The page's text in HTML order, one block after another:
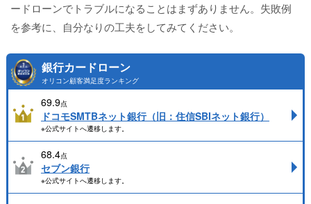
ードローンでトラブルになることはまずありません。失敗例
を参考に、自分なりの工夫をしてみてください。
銀行カードローン
オリコン顧客満足度ランキング
69.9点
ドコモSMTBネット銀行（旧：住信SBIネット銀行）
※公式サイトへ遷移します。
68.4点
セブン銀行
※公式サイトへ遷移します。